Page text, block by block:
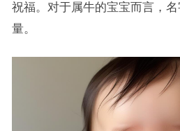
祝福。对于属牛的宝宝而言，
量。